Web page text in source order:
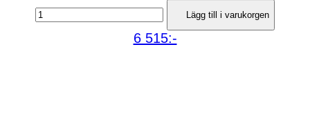
Lägg till i varukorgen
6 515:-